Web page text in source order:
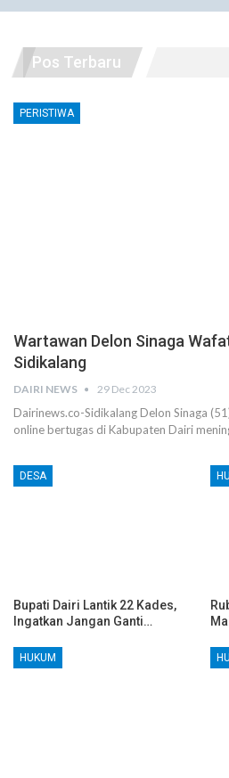
Pos Terbaru
PERISTIWA
Wartawan Delon Sinaga
Sidikalang
DAIRI NEWS 29 Dec 2023
Dairinews.co-Sidikalang Delon Sinaga
online bertugas di Kabupaten Dairi
DESA
Bupati Dairi Lantik 22 Kades,
Ingatkan Jangan Ganti…
HUKUM